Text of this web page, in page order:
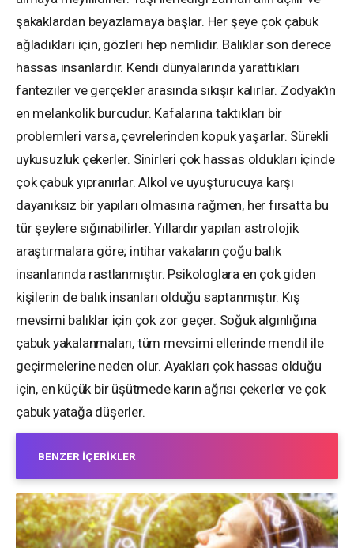
şakaklardan beyazlamaya başlar. Her şeye çok çabuk
ağladıkları için, gözleri hep nemlidir. Balıklar son derece
hassas insanlardır. Kendi dünyalarında yarattıkları
fanteziler ve gerçekler arasında sıkışır kalırlar. Zodyak’ın
en melankolik burcudur. Kafalarına taktıkları bir
problemleri varsa, çevrelerinden kopuk yaşarlar. Sürekli
uykusuzluk çekerler. Sinirleri çok hassas oldukları içinde
çok çabuk yıpranırlar. Alkol ve uyuşturucuya karşı
dayanıksız bir yapıları olmasına rağmen, her fırsatta bu
tür şeylere sığınabilirler. Yıllardır yapılan astrolojik
araştırmalara göre; intihar vakaların çoğu balık
insanlarında rastlanmıştır. Psikologlara en çok giden
kişilerin de balık insanları olduğu saptanmıştır. Kış
mevsimi balıklar için çok zor geçer. Soğuk algınlığına
çabuk yakalanmaları, tüm mevsimi ellerinde mendil ile
geçirmelerine neden olur. Ayakları çok hassas olduğu
için, en küçük bir üşütmede karın ağrısı çekerler ve çok
çabuk yatağa düşerler.
BENZER İÇERIKLER